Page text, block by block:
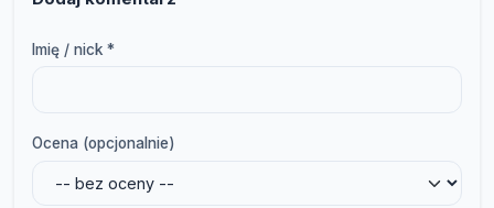
Imię / nick *
Ocena (opcjonalnie)